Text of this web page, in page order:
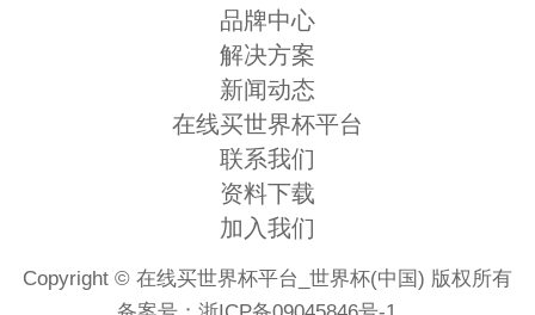
品牌中心
解决方案
新闻动态
在线买世界杯平台
联系我们
资料下载
加入我们
Copyright © 在线买世界杯平台_世界杯(中国) 版权所有